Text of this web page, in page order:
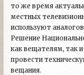
то же время
местных
используют
Решение
как вещателям, так
провести
вещания.